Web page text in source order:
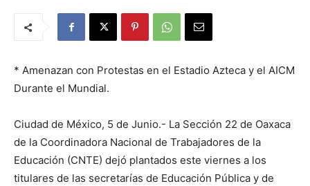
* Amenazan con Protestas en el Estadio Azteca y el AICM
Durante el Mundial.
Ciudad de México, 5 de Junio.- La Sección 22 de Oaxaca
de la Coordinadora Nacional de Trabajadores de la
Educación (CNTE) dejó plantados este viernes a los
titulares de las secretarías de Educación Pública y de